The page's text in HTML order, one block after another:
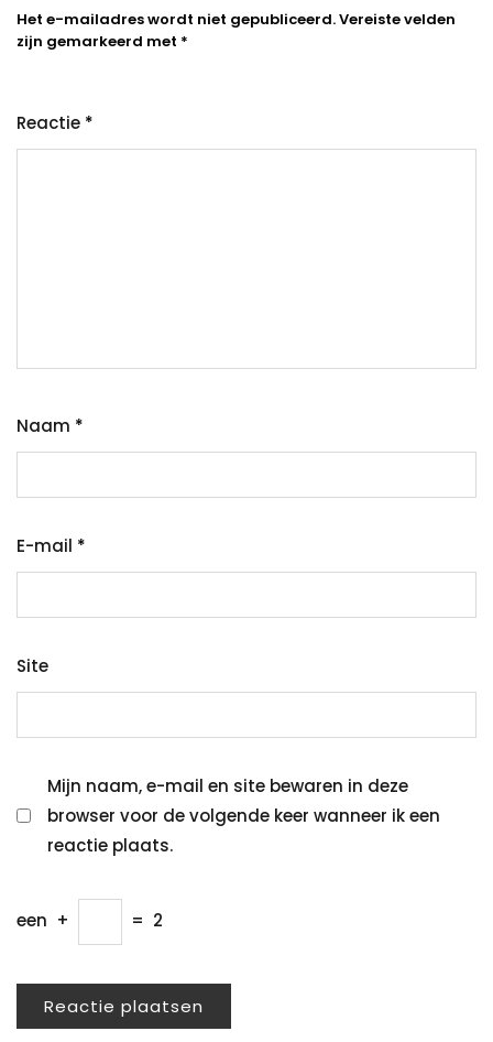
Het e-mailadres wordt niet gepubliceerd.Vereiste velden
zijn gemarkeerd met *
Reactie *
Naam *
E-mail *
Site
Mijn naam, e-mail en site bewaren in deze
browser voor de volgende keer wanneer ik een
reactie plaats.
een + = 2